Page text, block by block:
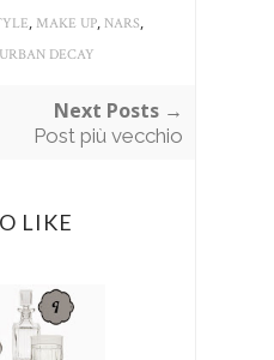
, MAKE UP, NARS,
URBAN DECAY
Next Posts →
Post più vecchio
LIKE